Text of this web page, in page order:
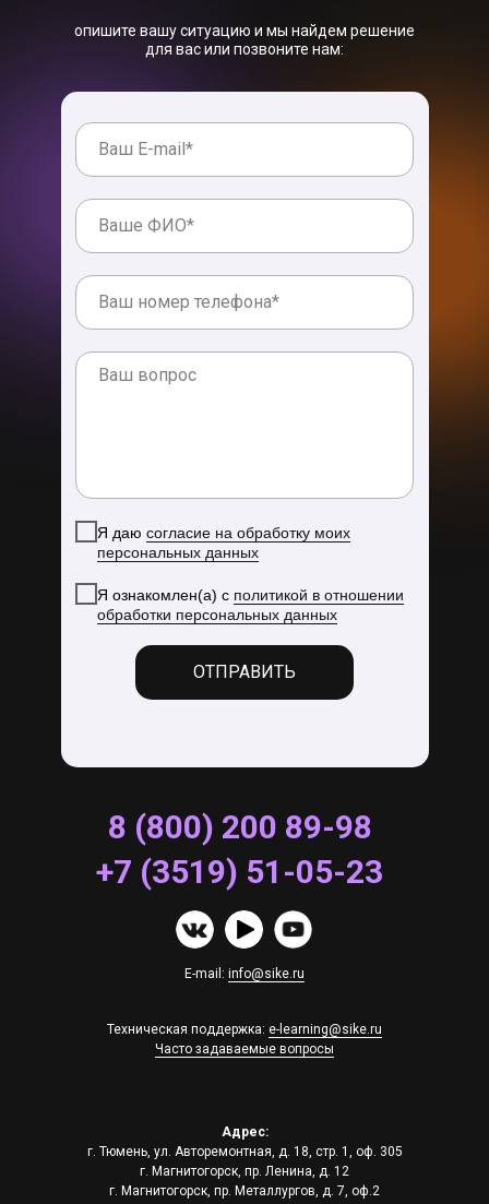
Я даю согласие на обработку моих
персональных данных
Я ознакомлен(а) с политикой в отношении
обработки персональных данных
ОТПРАВИТЬ
8 (800) 200 89-98
+7 (3519) 51-05-23
E-mail: info@sike.ru
опишите вашу ситуацию и мы найдем решение
для вас или позвоните нам:
Адрес:
г. Тюмень, ул. Авторемонтная, д. 18, стр. 1, оф. 305
г. Магнитогорск, пр. Ленина, д. 12
г. Магнитогорск, пр. Металлургов, д. 7, оф.2
Техническая поддержка: e-learning@sike.ru
Часто задаваемые вопросы